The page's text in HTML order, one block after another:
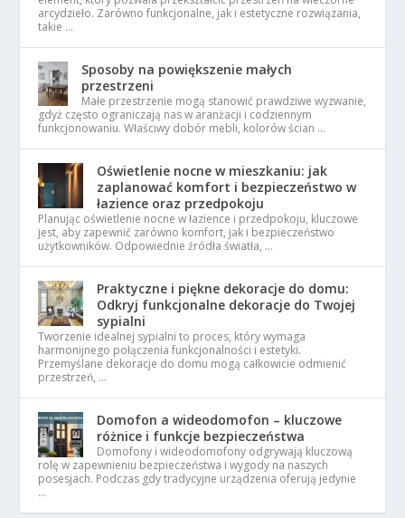
arcydzieło. Zarówno funkcjonalne, jak i estetyczne rozwiązania,
takie …
Sposoby na powiększenie małych
przestrzeni
Małe przestrzenie mogą stanowić prawdziwe wyzwanie,
gdyż często ograniczają nas w aranżacji i codziennym
funkcjonowaniu. Właściwy dobór mebli, kolorów ścian …
Oświetlenie nocne w mieszkaniu: jak
zaplanować komfort i bezpieczeństwo w
łazience oraz przedpokoju
Planując oświetlenie nocne w łazience i przedpokoju, kluczowe
jest, aby zapewnić zarówno komfort, jak i bezpieczeństwo
użytkowników. Odpowiednie źródła światła, …
Praktyczne i piękne dekoracje do domu:
Odkryj funkcjonalne dekoracje do Twojej
sypialni
Tworzenie idealnej sypialni to proces, który wymaga
harmonijnego połączenia funkcjonalności i estetyki.
Przemyślane dekoracje do domu mogą całkowicie odmienić
przestrzeń, …
Domofon a wideodomofon – kluczowe
różnice i funkcje bezpieczeństwa
Domofony i wideodomofony odgrywają kluczową
rolę w zapewnieniu bezpieczeństwa i wygody na naszych
posesjach. Podczas gdy tradycyjne urządzenia oferują jedynie
…